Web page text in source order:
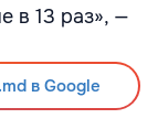
в 13 раз», —
в Google